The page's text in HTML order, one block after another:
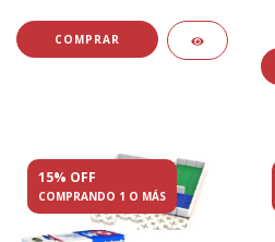
COMPRAR
15% OFF
COMPRANDO 1 O MÁS